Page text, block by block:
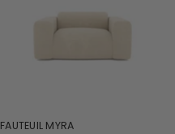
FAUTEUIL MYRA